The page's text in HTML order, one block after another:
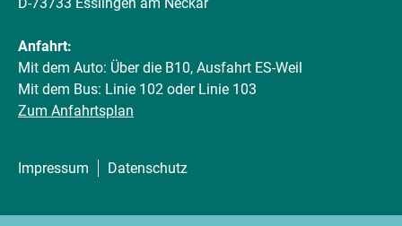
Anfahrt:
Mit dem Auto: Über die B10, Ausfahrt ES-Weil
Mit dem Bus: Linie 102 oder Linie 103
Zum Anfahrtsplan
Impressum Datenschutz